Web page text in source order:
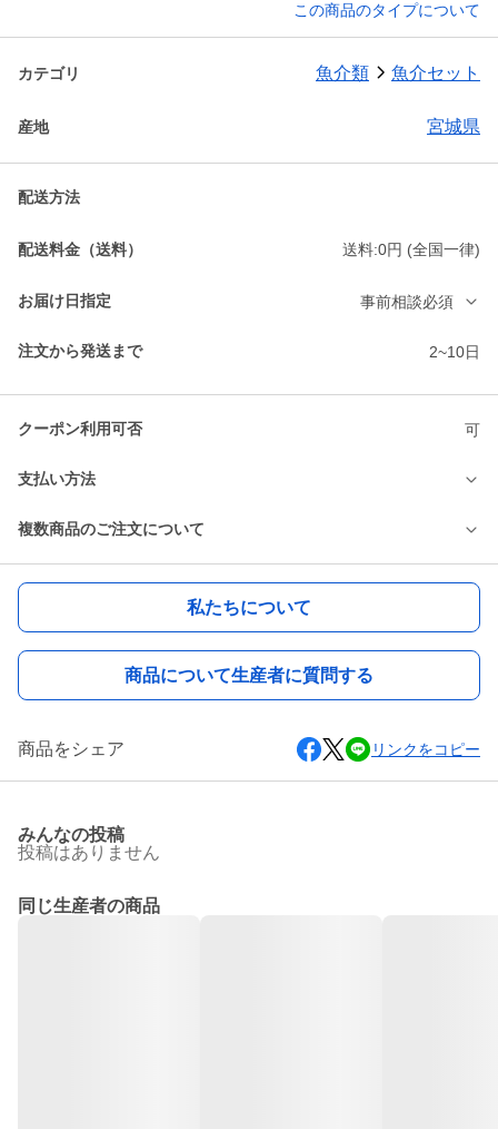
この商品のタイプについて
カテゴリ 魚介類 魚介セット
産地 宮城県
配送方法
配送料金（送料） 送料:0円 (全国一律)
お届け日指定 事前相談必須
注文から発送まで 2~10日
クーポン利用可否 可
支払い方法
複数商品のご注文について
私たちについて
商品について生産者に質問する
商品をシェア リンクをコピー
みんなの投稿
投稿はありません
同じ生産者の商品